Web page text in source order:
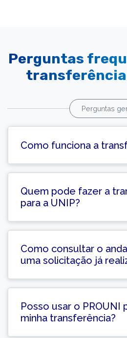
Perguntas
Perguntas
Como funciona a
Quem pode fazer a
para a UNIP?
Como consultar o
uma solicitação já
Posso usar o PROUNI
minha transferência?